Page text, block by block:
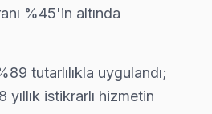
%45'in altında
tutarlılıkla uygulandı;
istikrarlı hizmetin